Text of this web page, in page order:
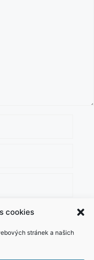
a webovou
cookies
stránek a našich